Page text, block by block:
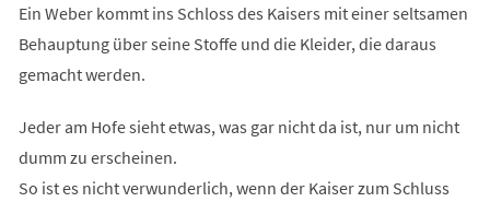
Ein Weber kommt ins Schloss des Kaisers mit einer seltsamen
Behauptung über seine Stoffe und die Kleider, die daraus
gemacht werden.
Jeder am Hofe sieht etwas, was gar nicht da ist, nur um nicht
dumm zu erscheinen.
So ist es nicht verwunderlich, wenn der Kaiser zum Schluss